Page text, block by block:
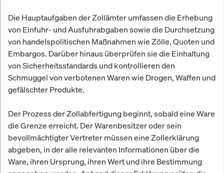
Die Hauptaufgaben der Zollämter umfassen die Erhebung
von Einfuhr- und Ausfuhrabgaben sowie die Durchsetzung
von handelspolitischen Maßnahmen wie Zölle, Quoten und
Embargos. Darüber hinaus überprüfen sie die Einhaltung
von Sicherheitsstandards und kontrollieren den
Schmuggel von verbotenen Waren wie Drogen, Waffen und
gefälschter Produkte.
Der Prozess der Zollabfertigung beginnt, sobald eine Ware
die Grenze erreicht. Der Warenbesitzer oder sein
bevollmächtigter Vertreter müssen eine Zollerklärung
abgeben, in der alle relevanten Informationen über die
Ware, ihren Ursprung, ihren Wert und ihre Bestimmung